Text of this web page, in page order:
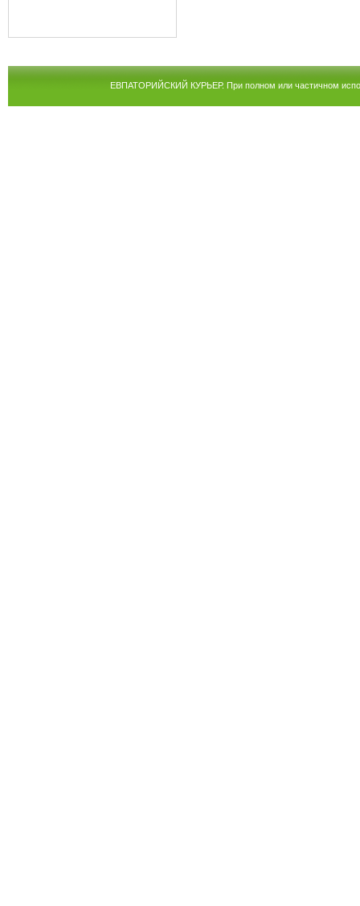
ЕВПАТОРИЙСКИЙ КУРЬЕР. При полном или частичном